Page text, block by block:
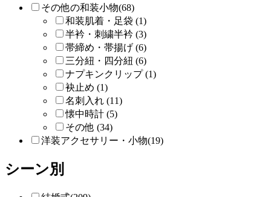
その他の和装小物(68)
和装肌着・足袋 (1)
半衿・刺繍半衿 (3)
帯締め・帯揚げ (6)
三分紐・四分紐 (6)
ナプキンクリップ (1)
袂止め (1)
名刺入れ (11)
懐中時計 (5)
その他 (34)
洋装アクセサリー・小物(19)
シーン別